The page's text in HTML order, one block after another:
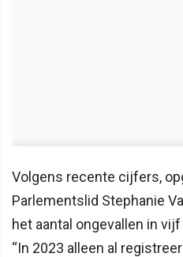
Volgens recente cijfers,
Parlementslid Stephanie
het aantal ongevallen in
“In 2023 alleen al